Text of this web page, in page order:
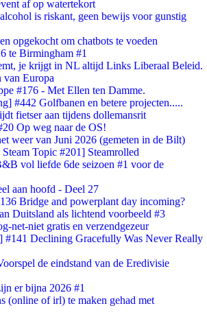
af op watertekort
is riskant, geen bewijs voor gunstig
opgekocht om chatbots te voeden
te Birmingham #1
je krijgt in NL altijd Links Liberaal Beleid.
van Europa
#176 - Met Ellen ten Damme.
#442 Golfbanen en betere projecten.....
fietser aan tijdens dollemansrit
Op weg naar de OS!
weer van Juni 2026 (gemeten in de Bilt)
Topic #201] Steamrolled
vol liefde 6de seizoen #1 voor de
aan hoofd - Deel 27
Bridge and powerplant day incoming?
Duitsland als lichtend voorbeeld #3
net-niet gratis en verzendgezeur
#141 Declining Gracefully Was Never Really
de eindstand van de Eredivisie
er bijna 2026 #1
(online of irl) te maken gehad met